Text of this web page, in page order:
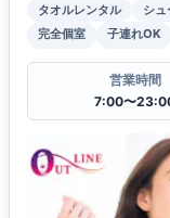
タオルレンタル シ
完全個室
子連れOK
営業時間
7:00〜